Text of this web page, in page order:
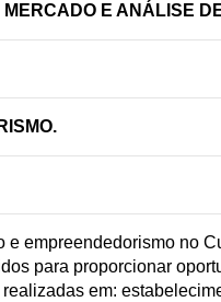
E ANÁLISE
empreendedorismo no
para proporcionar
em: